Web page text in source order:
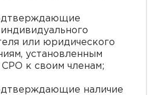
или юридического
установленным
СРО к своим членам;
наличие